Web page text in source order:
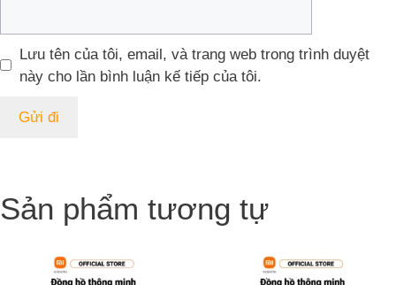
Lưu tên của tôi, email, và trang web trong trình duyệt
này cho lần bình luận kế tiếp của tôi.
Sản phẩm tương tự